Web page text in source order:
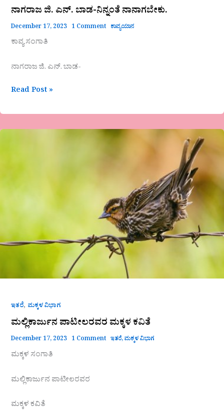
ನಾಗರಾಜ ಜಿ. ಎನ್. ಬಾಡ-ನಿನ್ನಂತೆ ನಾನಾಗಬೇಕು.
December 17, 2023 1 Comment ಕಾವ್ಯಯಾನ
ಕಾವ್ಯ ಸಂಗಾತಿ
ನಾಗರಾಜ ಜಿ. ಎನ್. ಬಾಡ-
Read Post »
ಇತರೆ, ಮಕ್ಕಳ ವಿಭಾಗ
ಮಲ್ಲಿಕಾರ್ಜುನ ಪಾಟೀಲರವರ ಮಕ್ಕಳ ಕವಿತೆ
December 17, 2023 1 Comment ಇತರೆ,ಮಕ್ಕಳ ವಿಭಾಗ
ಮಕ್ಕಳ ಸಂಗಾತಿ
ಮಲ್ಲಿಕಾರ್ಜುನ ಪಾಟೀಲರವರ
ಮಕ್ಕಳ ಕವಿತೆ